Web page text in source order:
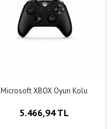
Microsoft XBOX Oyun Kolu
5.466,94 TL